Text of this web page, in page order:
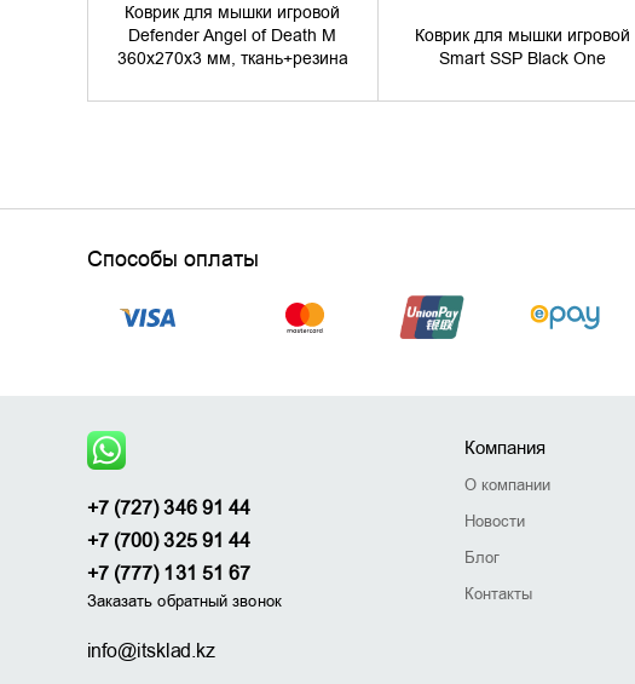
Коврик для мышки игровой
Defender Angel of Death M
360x270x3 мм, ткань+резина
Коврик для мышки игровой
Smart SSP Black One
Способы оплаты
+7 (727) 346 91 44
+7 (700) 325 91 44
+7 (777) 131 51 67
Заказать обратный звонок
info@itsklad.kz
Компания
О компании
Новости
Блог
Контакты